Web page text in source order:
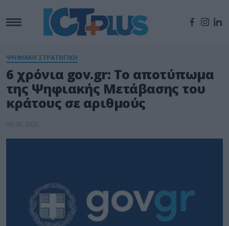
ΨΗΦΙΑΚΗ ΣΤΡΑΤΗΓΙΚΗ
6 χρόνια gov.gr: Το αποτύπωμα
της Ψηφιακής Μετάβασης του
κράτους σε αριθμούς
08.06.2026